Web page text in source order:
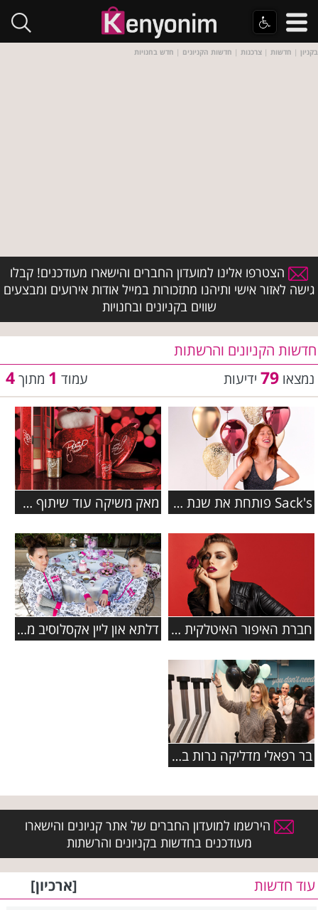
בקניון | חדשות | צרכנות | חדשות הקניונים | חדש בחנויות
הצטרפו אלינו למועדון החברים והישארו מעודכנים! קבלו
גישה לאזור אישי ותיהנו מתזכורות במייל אודות אירועים ומבצעים
שווים בקניונים ובחנויות
חדשות הקניונים והרשתות
עמוד 1 מתוך4 נמצאו 79 ידיעות
Sack's פותחת את שנת 2019 עם קולקצייה חדשה מאק משיקה עוד שיתוף פעולה עם פטריק סטאר
חברת האיפור האיטלקית PUPA מציגה דלתא און ליין אקסלוסיב משיקים: קולקציית פמילי
בר רפאלי מדליקה נרות בכפר סבא
הירשמו למועדון החברים של אתר קניונים והישארו
מעודכנים בחדשות בקניונים והרשתות
עוד חדשות [ארכיון]